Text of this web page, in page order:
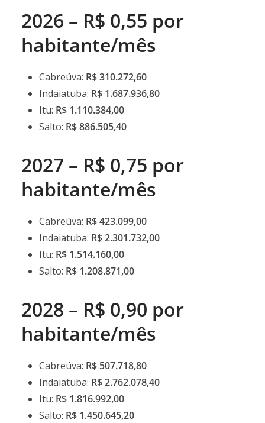
2026 – R$ 0,55 por
habitante/mês
Cabreúva: R$ 310.272,60
Indaiatuba: R$ 1.687.936,80
Itu: R$ 1.110.384,00
Salto: R$ 886.505,40
2027 – R$ 0,75 por
habitante/mês
Cabreúva: R$ 423.099,00
Indaiatuba: R$ 2.301.732,00
Itu: R$ 1.514.160,00
Salto: R$ 1.208.871,00
2028 – R$ 0,90 por
habitante/mês
Cabreúva: R$ 507.718,80
Indaiatuba: R$ 2.762.078,40
Itu: R$ 1.816.992,00
Salto: R$ 1.450.645,20